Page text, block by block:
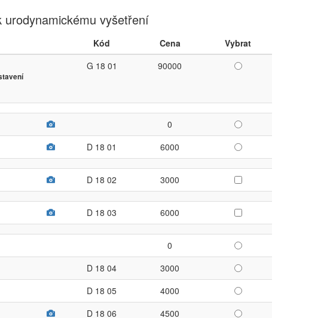
vyšetření
Kód Cena
Vybrat
G 18 01 90000
0
D 18 01 6000
D 18 02 3000
D 18 03 6000
0
D 18 04
3000
D 18 05
4000
D 18 06
4500